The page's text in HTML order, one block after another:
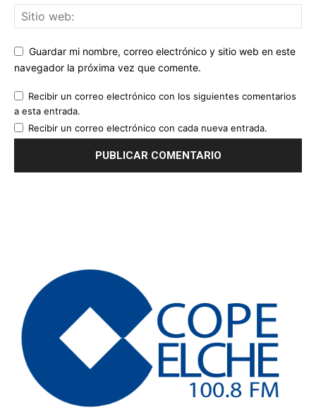
Guardar mi nombre, correo electrónico y sitio web en este
navegador la próxima vez que comente.
Recibir un correo electrónico con los siguientes comentarios
a esta entrada.
Recibir un correo electrónico con cada nueva entrada.